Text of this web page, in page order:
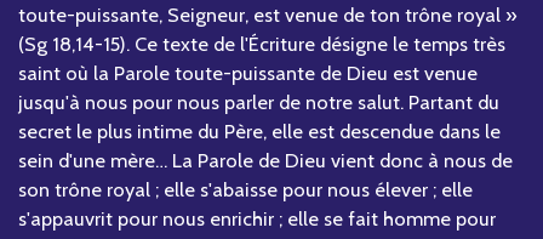
toute-puissante, Seigneur, est venue de ton trône royal »
(Sg 18,14-15). Ce texte de l'Écriture désigne le temps très
saint où la Parole toute-puissante de Dieu est venue
jusqu'à nous pour nous parler de notre salut. Partant du
secret le plus intime du Père, elle est descendue dans le
sein d'une mère… La Parole de Dieu vient donc à nous de
son trône royal ; elle s'abaisse pour nous élever ; elle
s'appauvrit pour nous enrichir ; elle se fait homme pour